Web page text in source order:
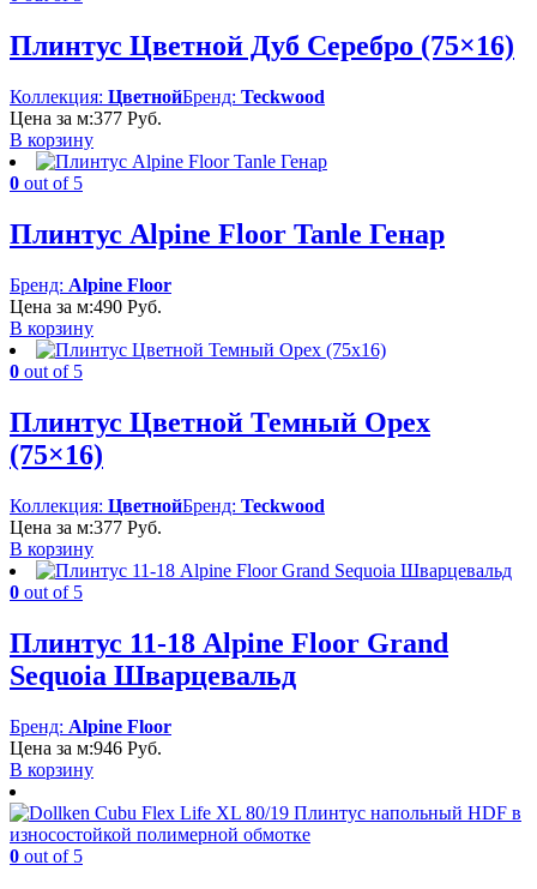
675 Руб.
Плинтус Цветной Дуб Серебро (75×16)
Коллекция: ЦветнойБренд: Teckwood
Цена за м:377 Руб.
В корзину
0 out of 5
Плинтус Alpine Floor Tanle Генар
Бренд: Alpine Floor
Цена за м:490 Руб.
В корзину
0 out of 5
Плинтус Цветной Темный Орех
(75×16)
Коллекция: ЦветнойБренд: Teckwood
Цена за м:377 Руб.
В корзину
0 out of 5
Плинтус 11-18 Alpine Floor Grand
Sequoia Шварцевальд
Бренд: Alpine Floor
Цена за м:946 Руб.
В корзину
0 out of 5